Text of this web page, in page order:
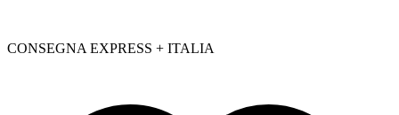
CONSEGNA EXPRESS + ITALIA